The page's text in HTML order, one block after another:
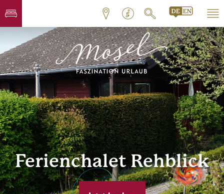
Ferienchalet Rehblick